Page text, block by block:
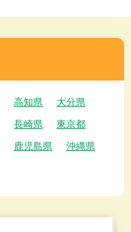
高知県
大分県
長崎県
東京都
鹿児島県
沖縄県